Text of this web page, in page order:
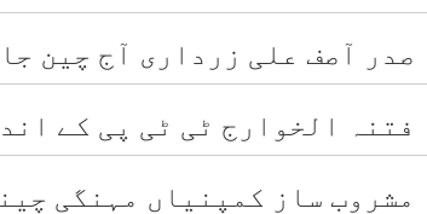
صدر آصف علی زرداری آج چین
فتنہ الخوارج ٹی ٹی پی کے
مشروب ساز کمپنیاں مہنگی